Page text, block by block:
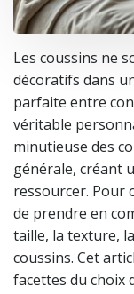
Les coussins ne
décoratifs dans
parfaite entre
véritable
minutieuse des
générale, créant
ressourcer. Pour
de prendre en
taille, la texture,
coussins. Cet
facettes du choix